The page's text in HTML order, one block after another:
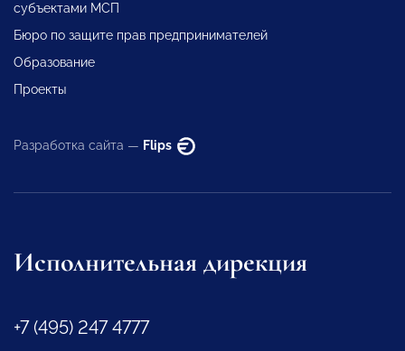
субъектами МСП
Бюро по защите прав предпринимателей
Образование
Проекты
Разработка сайта — Flips
Исполнительная дирекция
+7 (495) 247 4777